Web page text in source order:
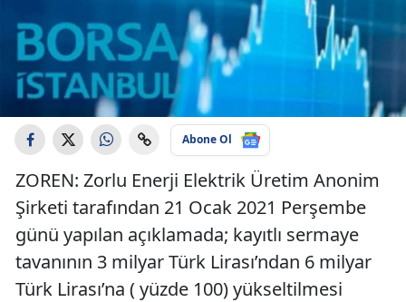
Abone Ol
ZOREN: Zorlu Enerji Elektrik Üretim Anonim
Şirketi tarafından 21 Ocak 2021 Perşembe
günü yapılan açıklamada; kayıtlı sermaye
tavanının 3 milyar Türk Lirası’ndan 6 milyar
Türk Lirası’na ( yüzde 100) yükseltilmesi